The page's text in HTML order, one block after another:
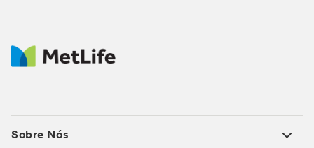
Sobre Nós